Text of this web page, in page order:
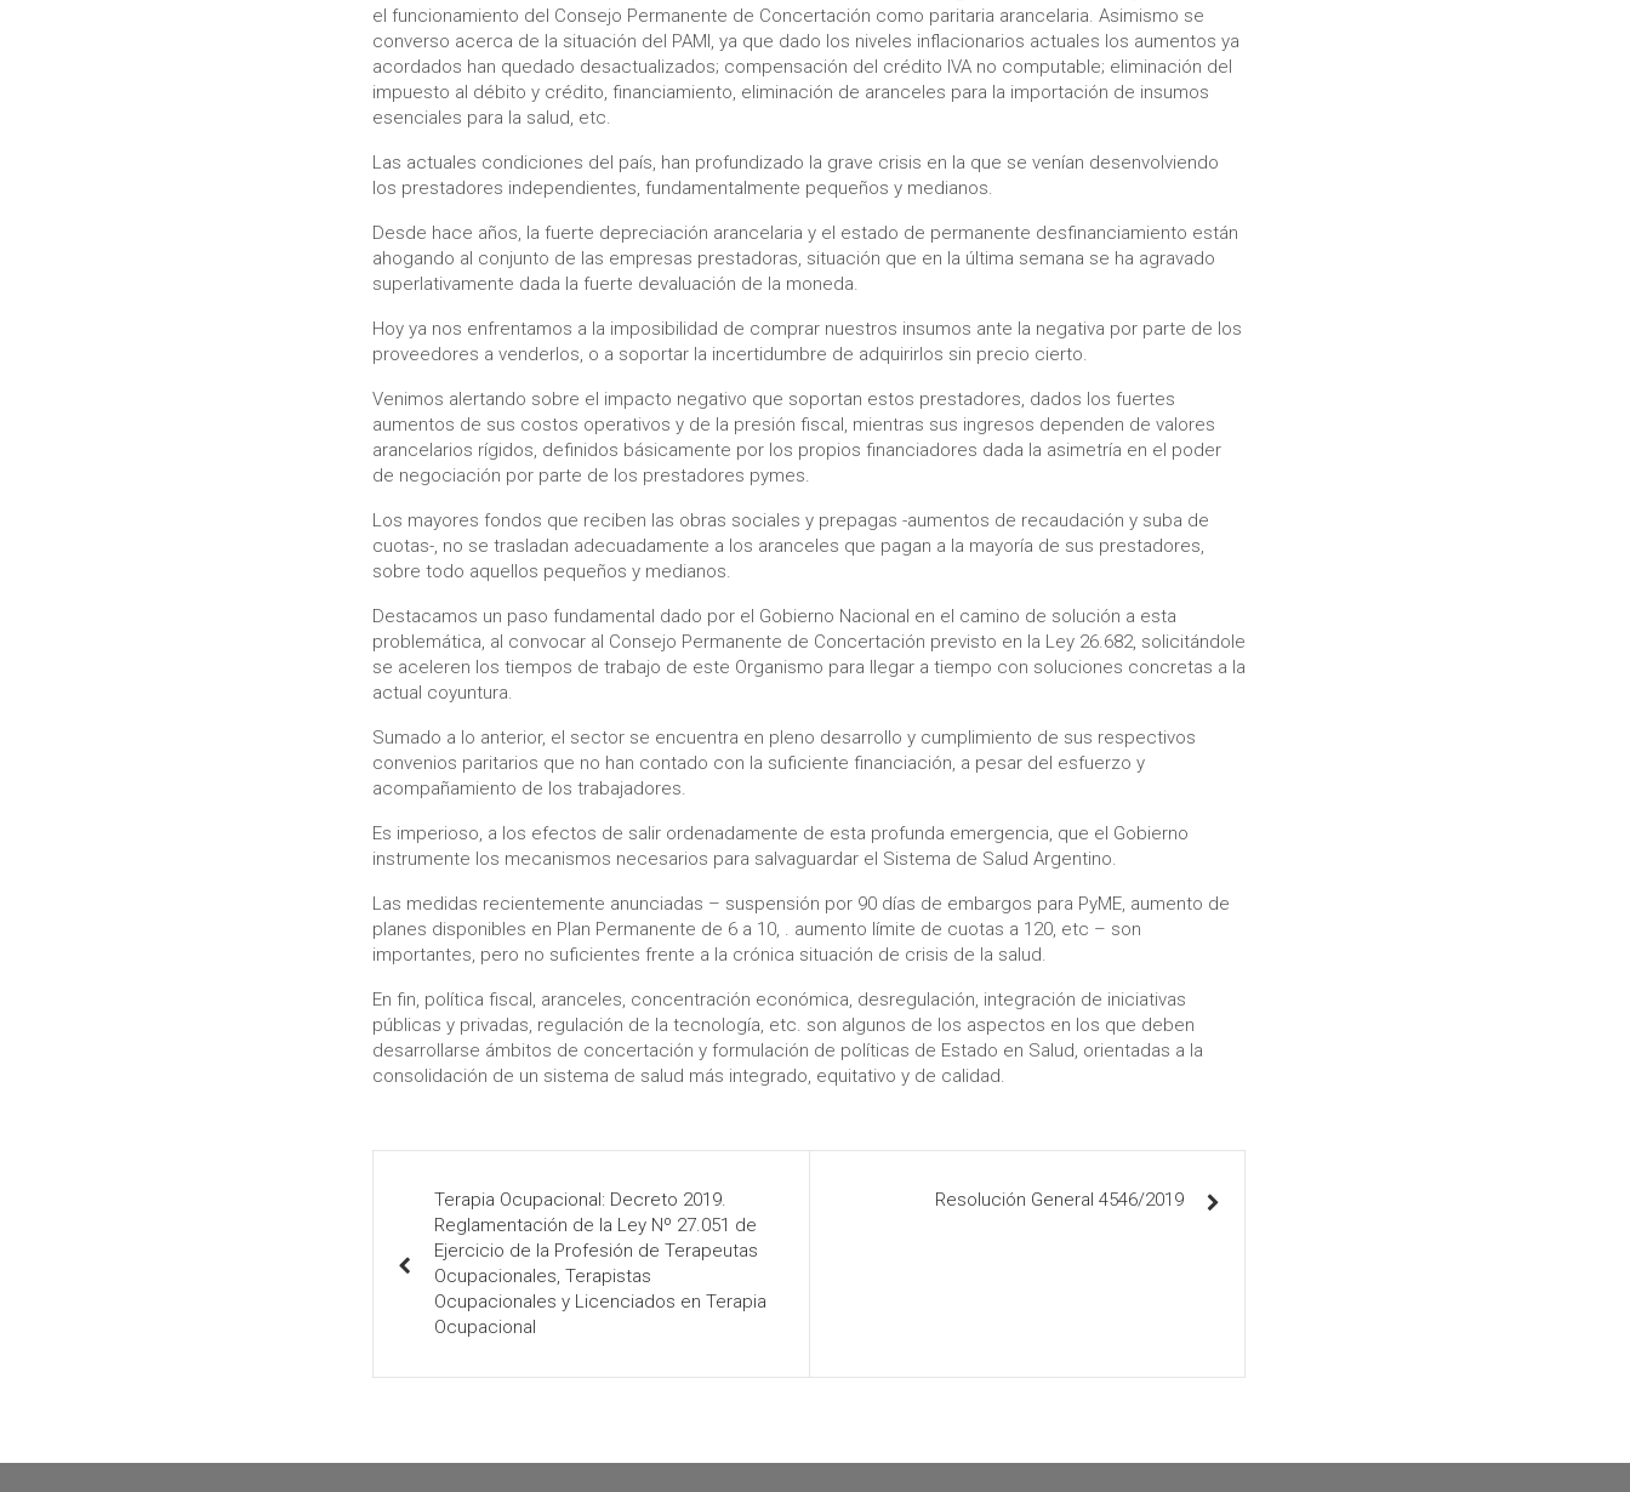
el funcionamiento del Consejo Permanente de Concertación como paritaria arancelaria. Asimismo se
converso acerca de la situación del PAMI, ya que dado los niveles inflacionarios actuales los aumentos ya
acordados han quedado desactualizados; compensación del crédito IVA no computable; eliminación del
impuesto al débito y crédito, financiamiento, eliminación de aranceles para la importación de insumos
esenciales para la salud, etc.
Las actuales condiciones del país, han profundizado la grave crisis en la que se venían desenvolviendo
los prestadores independientes, fundamentalmente pequeños y medianos.
Desde hace años, la fuerte depreciación arancelaria y el estado de permanente desfinanciamiento están
ahogando al conjunto de las empresas prestadoras, situación que en la última semana se ha agravado
superlativamente dada la fuerte devaluación de la moneda.
Hoy ya nos enfrentamos a la imposibilidad de comprar nuestros insumos ante la negativa por parte de los
proveedores a venderlos, o a soportar la incertidumbre de adquirirlos sin precio cierto.
Venimos alertando sobre el impacto negativo que soportan estos prestadores, dados los fuertes
aumentos de sus costos operativos y de la presión fiscal, mientras sus ingresos dependen de valores
arancelarios rígidos, definidos básicamente por los propios financiadores dada la asimetría en el poder
de negociación por parte de los prestadores pymes.
Los mayores fondos que reciben las obras sociales y prepagas -aumentos de recaudación y suba de
cuotas-, no se trasladan adecuadamente a los aranceles que pagan a la mayoría de sus prestadores,
sobre todo aquellos pequeños y medianos.
Destacamos un paso fundamental dado por el Gobierno Nacional en el camino de solución a esta
problemática, al convocar al Consejo Permanente de Concertación previsto en la Ley 26.682, solicitándole
se aceleren los tiempos de trabajo de este Organismo para llegar a tiempo con soluciones concretas a la
actual coyuntura.
Sumado a lo anterior, el sector se encuentra en pleno desarrollo y cumplimiento de sus respectivos
convenios paritarios que no han contado con la suficiente financiación, a pesar del esfuerzo y
acompañamiento de los trabajadores.
Es imperioso, a los efectos de salir ordenadamente de esta profunda emergencia, que el Gobierno
instrumente los mecanismos necesarios para salvaguardar el Sistema de Salud Argentino.
Las medidas recientemente anunciadas – suspensión por 90 días de embargos para PyME, aumento de
planes disponibles en Plan Permanente de 6 a 10, . aumento límite de cuotas a 120, etc – son
importantes, pero no suficientes frente a la crónica situación de crisis de la salud.
En fin, política fiscal, aranceles, concentración económica, desregulación, integración de iniciativas
públicas y privadas, regulación de la tecnología, etc. son algunos de los aspectos en los que deben
desarrollarse ámbitos de concertación y formulación de políticas de Estado en Salud, orientadas a la
consolidación de un sistema de salud más integrado, equitativo y de calidad.
Terapia Ocupacional: Decreto 2019.
Reglamentación de la Ley Nº 27.051 de
Ejercicio de la Profesión de Terapeutas
Ocupacionales, Terapistas
Ocupacionales y Licenciados en Terapia
Ocupacional
Resolución General 4546/2019